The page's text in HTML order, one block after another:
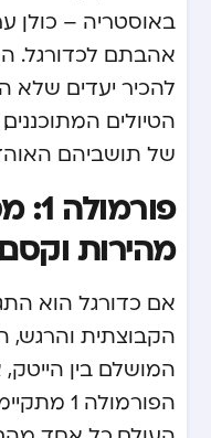
באוסטריה – כולן
אהבתם לכדורגל.
להכיר יעדים שלא
הטיולים
של תושביהם
מהירות וקסם
אם כדורגל הוא
המושלם בין